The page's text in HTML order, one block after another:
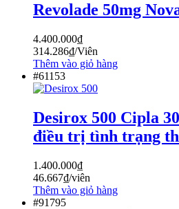
Revolade 50mg
4.400.000₫
314.286₫/Viên
Thêm vào giỏ hàng
#61153
Desirox 500 Cipla
điều trị tình trạng
1.400.000₫
46.667₫/viên
Thêm vào giỏ hàng
#91795